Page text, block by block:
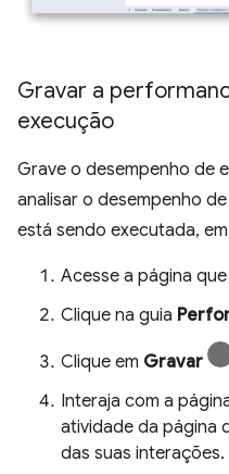
Gravar a
execução
Grave o desempenho de
analisar o desempenho
está sendo executada,
Acesse a página
Clique na guia
Clique em Gravar
Interaja com a
atividade da página
das suas interações.